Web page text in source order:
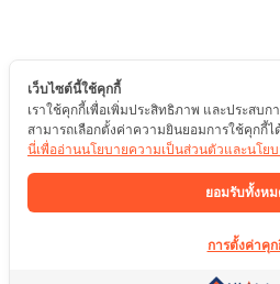
เว็บไซต์นี้ใช้คุกกี้
เราใช้คุกกี้เพื่อเพิ่มประสิทธิภาพ และประสบ
สามารถเลือกตั้งค่าความยินยอมการใช้คุกกี้
นี่เพื่ออ่านนโยบายความเป็นส่วนตัวและนโย
ยอมรับทั้งห
การตั้งค่าคุก